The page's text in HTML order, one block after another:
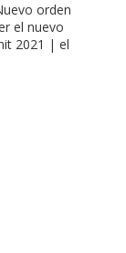
orden
el nuevo
2021 | el